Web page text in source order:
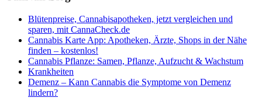
Blütenpreise, Cannabisapotheken, jetzt vergleichen und
sparen, mit CannaCheck.de
Cannabis Karte App: Apotheken, Ärzte, Shops in der Nähe
finden – kostenlos!
Cannabis Pflanze: Samen, Pflanze, Aufzucht & Wachstum
Krankheiten
Demenz – Kann Cannabis die Symptome von Demenz
lindern?